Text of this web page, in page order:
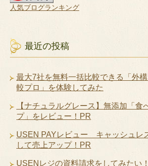
人気ブログランキング
最近の投稿
最大7社を無料一括比較できる「外
較プロ」を体験してみた
【ナチュラルグレース】無添加「食
プ」をレビュー！PR
USEN PAYレビュー キャッシュレ
して売上アップ！PR
USENレジの資料請求をしてみたい